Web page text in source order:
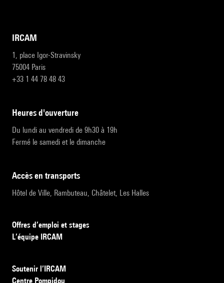
IRCAM
1, place Igor-Stravinsky
75004 Paris
+33 1 44 78 48 43
heures d'ouverture
Du lundi au vendredi de 9h30 à 19h
Fermé le samedi et le dimanche
accès en transports
Hôtel de Ville, Rambuteau, Châtelet, Les Halles
Offres d’emploi et stages
L’équipe IRCAM
Soutenir l’IRCAM
Centre Pompidou